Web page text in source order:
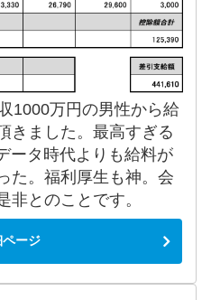
1000万円の男性から給
きました。最高すぎる
ータ時代よりも給料が
た。福利厚生も神。会
非とのことです。
ページ